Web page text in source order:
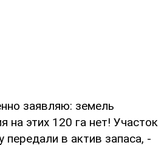
заявляю: земель
на этих 120 га нет! Участок
в актив запаса, -